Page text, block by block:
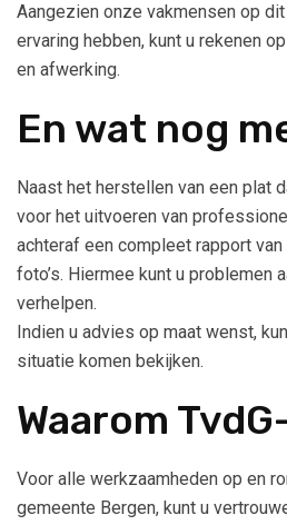
Aangezien onze vakmensen op
ervaring hebben, kunt u rekenen
en afwerking.
En wat nog
Naast het herstellen van een plat
voor het uitvoeren van
achteraf een compleet rapport
foto’s. Hiermee kunt u problemen
verhelpen.
Indien u advies op maat wenst,
situatie komen bekijken.
Waarom
Voor alle werkzaamheden op en
gemeente Bergen, kunt u